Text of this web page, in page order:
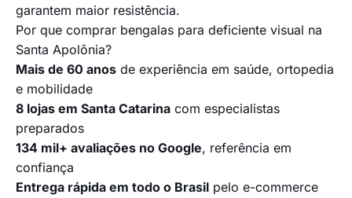
garantem maior resistência.
Por que comprar bengalas para deficiente visual na
Santa Apolônia?
Mais de 60 anos de experiência em saúde, ortopedia
e mobilidade
8 lojas em Santa Catarina com especialistas
preparados
134 mil+ avaliações no Google, referência em
confiança
Entrega rápida em todo o Brasil pelo e-commerce